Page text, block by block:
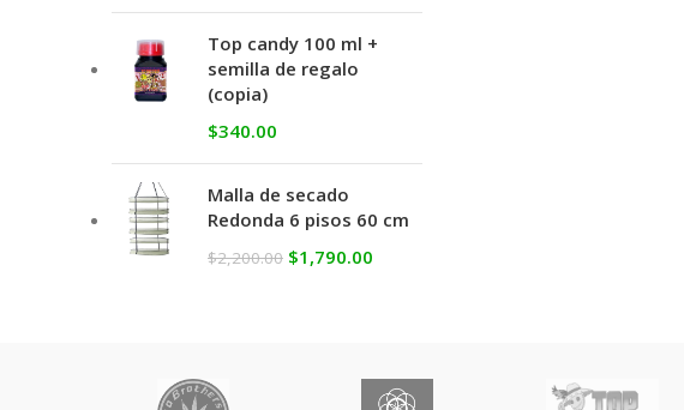
Top candy 100 ml +
semilla de regalo
(copia)
$340.00
Malla de secado
Redonda 6 pisos 60 cm
$2,200.00 $1,790.00